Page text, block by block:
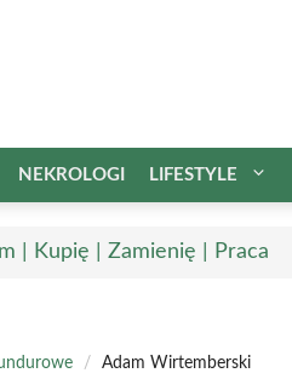
NEKROLOGI LIFESTYLE
| Kupię | Zamienię | Praca
/ Adam Wirtemberski